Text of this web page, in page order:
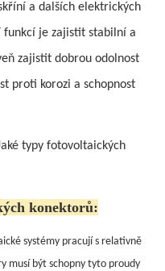
a dalších elektrických
funkcí je zajistit stabilní a
zajistit dobrou odolnost
proti korozi a schopnost
konektorů:
systémy pracují s relativně
musí být schopny tyto proudy